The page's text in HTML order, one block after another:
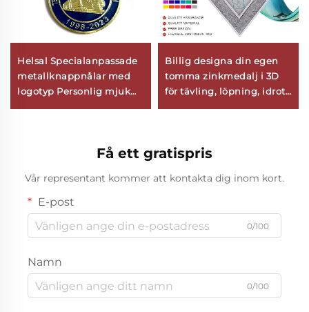
Helsal Specialanpassade
metallknappnålar med
logotyp Personlig mjuk
Billig designa din egen
tomma zinkmedalj i 3D
för tävling, löpning, idrott,
Få ett gratispris
Vår representant kommer att kontakta dig inom kort.
E-post
0/100
Namn
0/100